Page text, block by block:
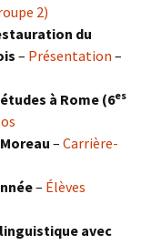
2)
du
– Présentation –
à Rome (6es
– Carrière-
– Élèves
avec